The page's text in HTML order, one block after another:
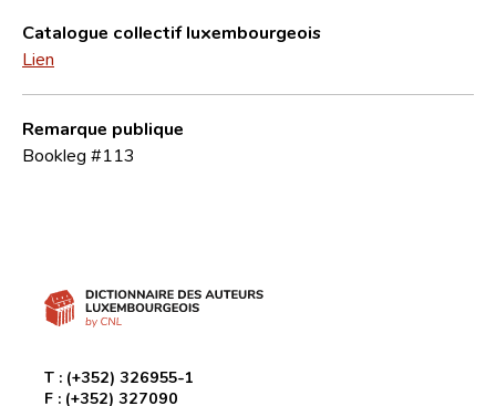
Catalogue collectif luxembourgeois
Lien
Remarque publique
Bookleg #113
T : (+352) 326955-1
F : (+352) 327090